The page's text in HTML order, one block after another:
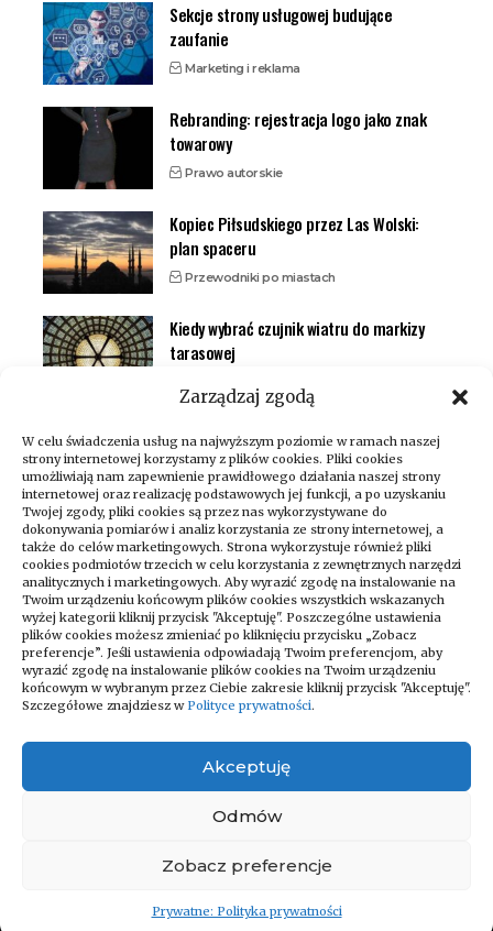
Zarządzaj zgodą
W celu świadczenia usług na najwyższym poziomie w ramach naszej
strony internetowej korzystamy z plików cookies. Pliki cookies
umożliwiają nam zapewnienie prawidłowego działania naszej strony
internetowej oraz realizację podstawowych jej funkcji, a po uzyskaniu
Twojej zgody, pliki cookies są przez nas wykorzystywane do
dokonywania pomiarów i analiz korzystania ze strony internetowej, a
także do celów marketingowych. Strona wykorzystuje również pliki
cookies podmiotów trzecich w celu korzystania z zewnętrznych narzędzi
analitycznych i marketingowych. Aby wyrazić zgodę na instalowanie na
Twoim urządzeniu końcowym plików cookies wszystkich wskazanych
wyżej kategorii kliknij przycisk "Akceptuję". Poszczególne ustawienia
plików cookies możesz zmieniać po kliknięciu przycisku „Zobacz
preferencje”. Jeśli ustawienia odpowiadają Twoim preferencjom, aby
wyrazić zgodę na instalowanie plików cookies na Twoim urządzeniu
końcowym w wybranym przez Ciebie zakresie kliknij przycisk "Akceptuję".
Szczegółowe znajdziesz w Polityce prywatności.
Akceptuję
Odmów
Zobacz preferencje
Prywatne: Polityka prywatności
Sekcje strony usługowej budujące
zaufanie
Marketing i reklama
Rebranding: rejestracja logo jako znak
towarowy
Prawo autorskie
Kopiec Piłsudskiego przez Las Wolski:
plan spaceru
Przewodniki po miastach
Kiedy wybrać czujnik wiatru do markizy
tarasowej
Zapraszamy do odwiedzania naszego
bloga, który codziennie dostarcza
najświeższe newsy na różne tematy!
Niezależnie od tego, czy interesujesz się
podróżami – znajdziesz u nas coś dla
siebie. Regularnie publikujemy artykuły
pełne ciekawostek, porad i analiz
bieżących wydarzeń z całego świata.
© Wszelkie prawa zastrzeżone - WorldZone.pl